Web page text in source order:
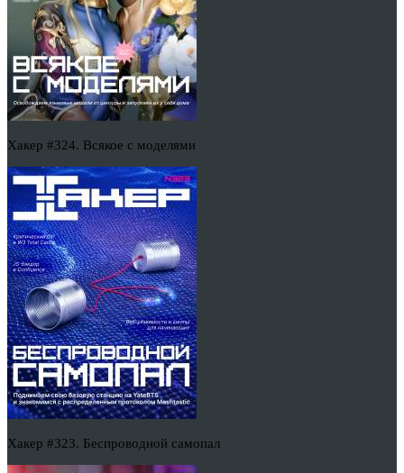
Хакер #324. Всякое с моделями
Хакер #323. Беспроводной самопал